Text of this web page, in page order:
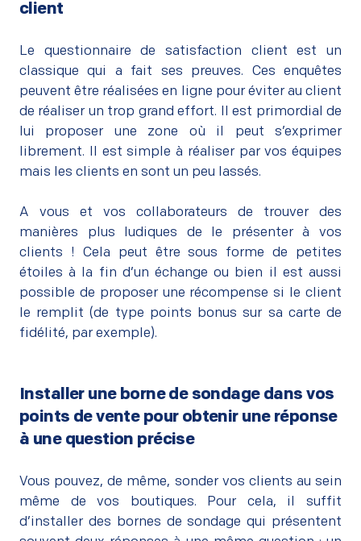
client
Le questionnaire de satisfaction client est un
classique qui a fait ses preuves. Ces enquêtes
peuvent être réalisées en ligne pour éviter au client
de réaliser un trop grand effort. Il est primordial de
lui proposer une zone où il peut s’exprimer
librement. Il est simple à réaliser par vos équipes
mais les clients en sont un peu lassés.
A vous et vos collaborateurs de trouver des
manières plus ludiques de le présenter à vos
clients ! Cela peut être sous forme de petites
étoiles à la fin d’un échange ou bien il est aussi
possible de proposer une récompense si le client
le remplit (de type points bonus sur sa carte de
fidélité, par exemple).
Installer une borne de sondage dans vos
points de vente pour obtenir une réponse
à une question précise
Vous pouvez, de même, sonder vos clients au sein
même de vos boutiques. Pour cela, il suffit
d’installer des bornes de sondage qui présentent